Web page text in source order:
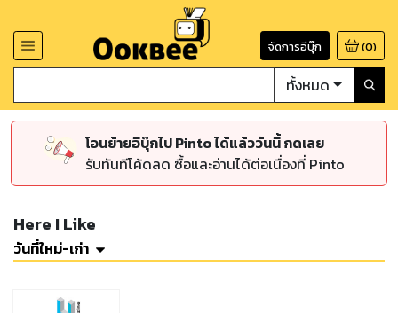
จัดการอีบุ๊ก (0)
ทั้งหมด
โอนย้ายอีบุ๊กไป Pinto ได้แล้ววันนี้ กดเลย
รับทันทีโค้ดลด ซื้อและอ่านได้ต่อเนื่องที่ Pinto
Here I Like
วันที่ใหม่-เก่า